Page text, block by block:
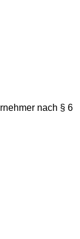
nach § 6